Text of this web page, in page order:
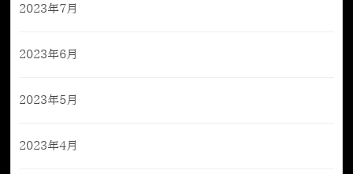
2023年7月
2023年6月
2023年5月
2023年4月